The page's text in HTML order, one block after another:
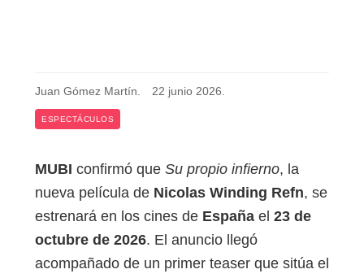
Juan Gómez Martín. 22 junio 2026.
ESPECTÁCULOS
MUBI confirmó que Su propio infierno, la
nueva película de Nicolas Winding Refn, se
estrenará en los cines de España el 23 de
octubre de 2026. El anuncio llegó
acompañado de un primer teaser que sitúa el